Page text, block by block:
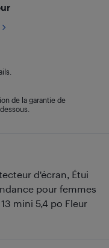
d'écran, Étui
pour femmes
mini 5,4 po Fleur
de la garantie de